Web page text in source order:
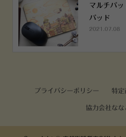
マルチパッ
パッド
2021.07.08
プライバシーポリシー 特定
協力会社なな